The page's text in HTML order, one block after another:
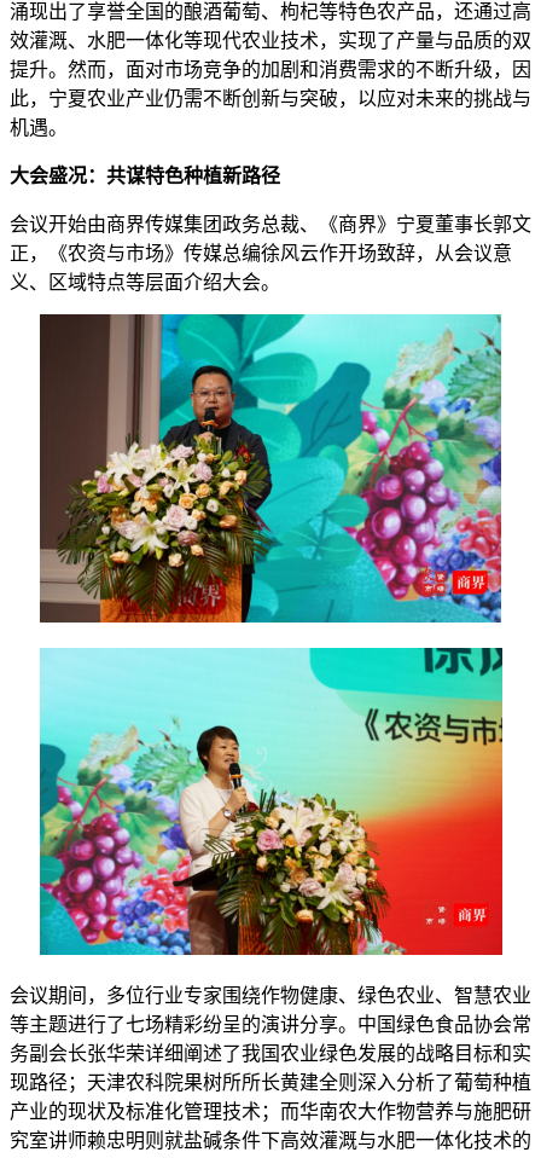
涌现出了享誉全国的酿酒葡萄、枸杞等特色农产品，还通过高
效灌溉、水肥一体化等现代农业技术，实现了产量与品质的双
提升。然而，面对市场竞争的加剧和消费需求的不断升级，因
此，宁夏农业产业仍需不断创新与突破，以应对未来的挑战与
机遇。
大会盛况：共谋特色种植新路径
会议开始由商界传媒集团政务总裁、《商界》宁夏董事长郭文
正，《农资与市场》传媒总编徐风云作开场致辞，从会议意
义、区域特点等层面介绍大会。
会议期间，多位行业专家围绕作物健康、绿色农业、智慧农业
等主题进行了七场精彩纷呈的演讲分享。中国绿色食品协会常
务副会长张华荣详细阐述了我国农业绿色发展的战略目标和实
现路径；天津农科院果树所所长黄建全则深入分析了葡萄种植
产业的现状及标准化管理技术；而华南农大作物营养与施肥研
究室讲师赖忠明则就盐碱条件下高效灌溉与水肥一体化技术的